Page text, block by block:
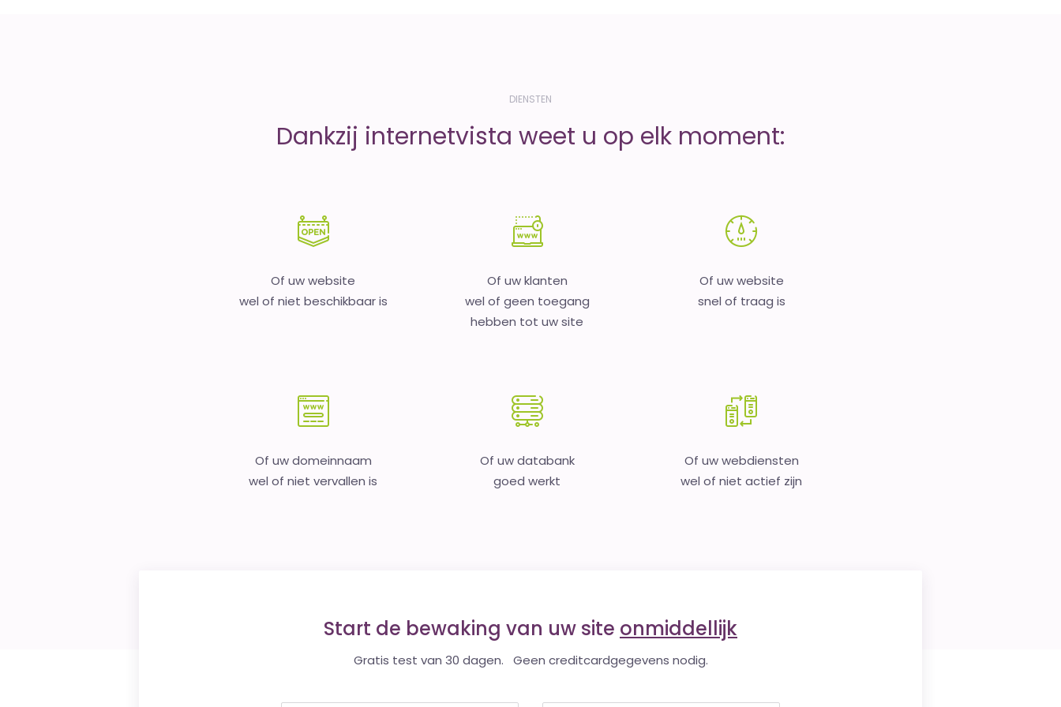
DIENSTEN
Dankzij internetvista weet u op elk moment:
Of uw website
wel of niet beschikbaar is
Of uw klanten
wel of geen toegang
hebben tot uw site
Of uw website
snel of traag is
Of uw domeinnaam
wel of niet vervallen is
Of uw databank
goed werkt
Of uw webdiensten
wel of niet actief zijn
Start de bewaking van uw site onmiddellijk
Gratis test van 30 dagen. Geen creditcardgegevens nodig.